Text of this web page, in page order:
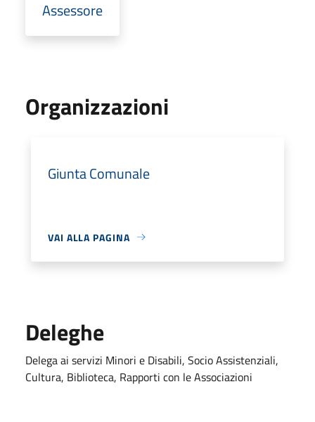
Assessore
Organizzazioni
Giunta Comunale
VAI ALLA PAGINA
Deleghe
Delega ai servizi Minori e Disabili, Socio Assistenziali,
Cultura, Biblioteca, Rapporti con le Associazioni